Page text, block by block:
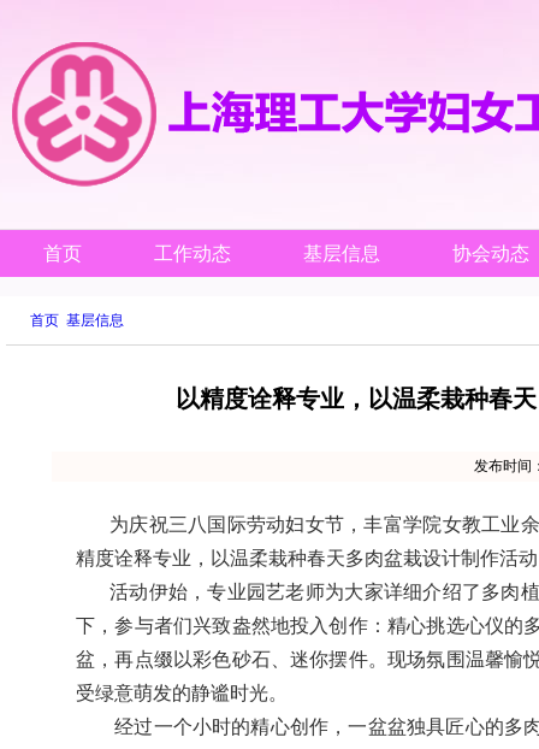
首页 工作动态 基层信息 协会动态
首页 基层信息
以精度诠释专业，以温柔栽种
发布时间
为庆祝三八国际劳动妇女节，丰富学院女教工业
精度诠释专业，以温柔栽种春天多肉盆栽设计制作活
活动伊始，专业园艺老师为大家详细介绍了多肉
下，参与者们兴致盎然地投入创作：精心挑选心仪的
盆，再点缀以彩色砂石、迷你摆件。现场氛围温馨愉
受绿意萌发的静谧时光。
经过一个小时的精心创作，一盆盆独具匠心的多